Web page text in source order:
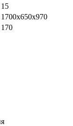
15
1700х650х970
170